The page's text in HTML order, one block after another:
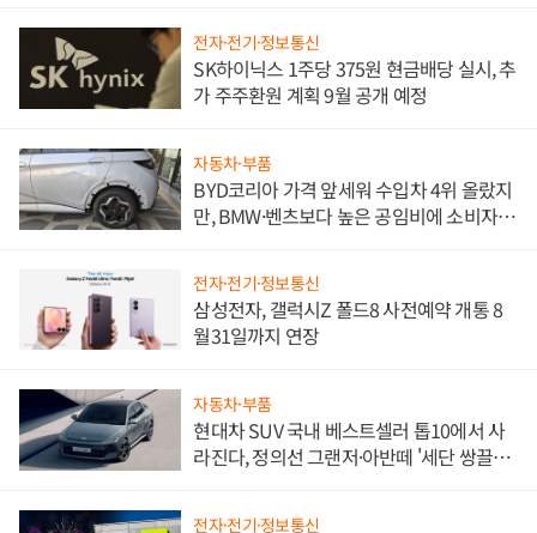
전자·전기·정보통신
SK하이닉스 1주당 375원 현금배당 실시, 추
가 주주환원 계획 9월 공개 예정
자동차·부품
BYD코리아 가격 앞세워 수입차 4위 올랐지
만, BMW·벤츠보다 높은 공임비에 소비자
전자·전기·정보통신
삼성전자, 갤럭시Z 폴드8 사전예약 개통 8
월31일까지 연장
자동차·부품
현대차 SUV 국내 베스트셀러 톱10에서 사
라진다, 정의선 그랜저·아반떼 '세단 쌍끌
전자·전기·정보통신